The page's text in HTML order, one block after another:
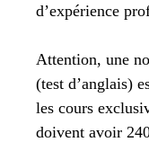
d’expérience
Attention, une
(test d’anglais)
les cours
doivent avoir